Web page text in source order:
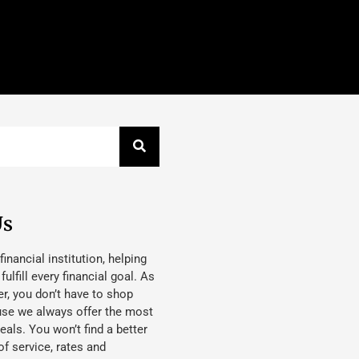
institution, helping
every financial goal. As
you don’t have to shop
we always offer the most
You won’t find a better
service, rates and